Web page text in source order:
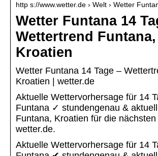
http s://www.wetter.de › Welt › Wetter
Wetter Funtana 14
Wettertrend Funtana,
Kroatien
Wetter Funtana 14 Tage –
Kroatien | wetter.de
Aktuelle Wettervorhersage für 14
Funtana ✓ stundengenau &
Funtana, Kroatien für die
wetter.de.
Aktuelle Wettervorhersage für 14